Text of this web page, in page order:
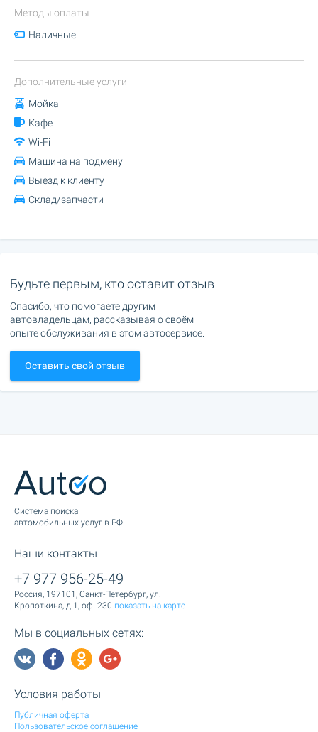
Методы оплаты
Наличные
Дополнительные услуги
Мойка
Кафе
Wi-Fi
Машина на подмену
Выезд к клиенту
Склад/запчасти
Будьте первым, кто оставит отзыв
Спасибо, что помогаете другим
автовладельцам, рассказывая о своём
опыте обслуживания в этом автосервисе.
Оставить свой отзыв
Cистема поиска
автомобильных услуг в РФ
Наши контакты
+7 977 956-25-49
Россия, 197101, Санкт-Петербург, ул.
Кропоткина, д.1, оф. 230 показать на карте
Мы в социальных сетях:
Условия работы
Публичная оферта
Пользовательское соглашение